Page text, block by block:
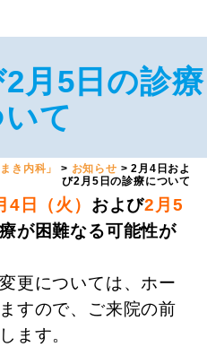
月5日の診療
て
き内科」 > お知らせ >2月4日およ
び2月5日の診療について
4日（火） および2月5
が困難なる可能性が
更については、ホー
すので、ご来院の前
ます。